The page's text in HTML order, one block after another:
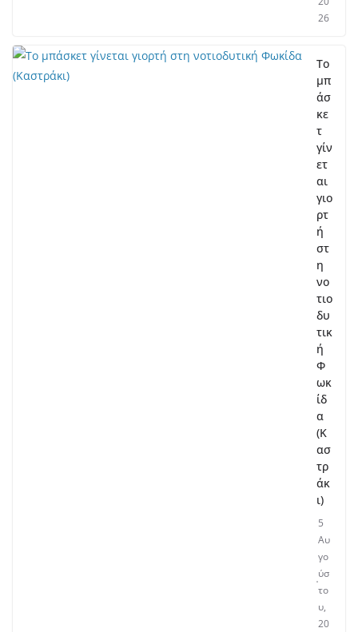
26
Το
μπ
άσ
κε
τ
γίν
ετ
αι
γιο
ρτ
ή
στ
η
νο
τιο
δυ
τικ
ή
Φ
ωκ
ίδ
α
(Κ
ασ
τρ
άκ
ι)
5
Αυ
γο
ύσ
το
υ,
20